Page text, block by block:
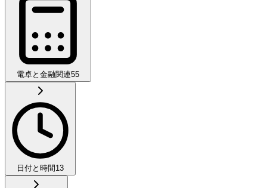
電卓と金融関連55
日付と時間 13